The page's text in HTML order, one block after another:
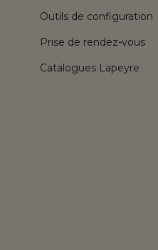
Outils de configuration
Prise de rendez-vous
Catalogues Lapeyre